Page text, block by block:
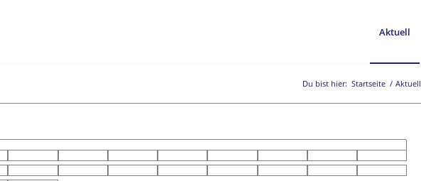
Aktuell
Du bist hier: Startseite / Aktuell